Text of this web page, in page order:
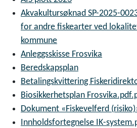
Akvakultursøknad SP-2025-
for andre fiskearter ved
kommune
Anleggsskisse Frosvika
Beredskapsplan
Betalingskvittering
Biosikkerhetsplan
Dokument «Fiskevelferd
Innholdsfortegnelse IK-